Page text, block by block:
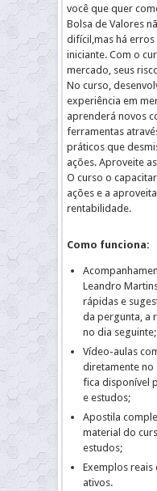
você que quer
Bolsa de Valores
difícil,mas há
iniciante. Com o
mercado, seus
No curso,
experiência em
aprenderá novos
ferramentas
práticos que
ações. Aproveite
O curso o
ações e a
rentabilidade.
Como funciona:
Leandro
rápidas e
da pergunta, a
no dia seguinte;
Vídeo-aulas
diretamente no
fica disponível
e estudos;
Apostila
material do
estudos;
Exemplos reais
ativos.